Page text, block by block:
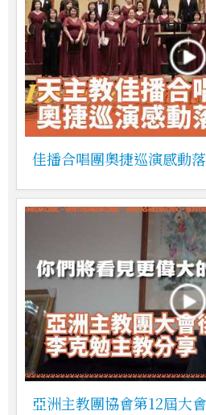
佳播合唱團奧捷巡演感動
亞洲主教團協會第12屆大